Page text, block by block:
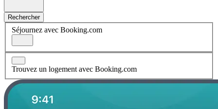
Rechercher
Séjournez avec Booking.com
Trouvez un logement avec Booking.com